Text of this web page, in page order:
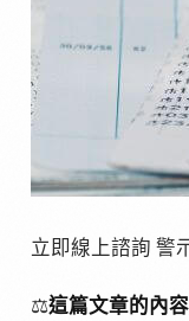
立即線上諮詢 警
⚖️這篇文章的內容